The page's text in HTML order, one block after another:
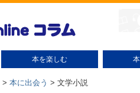
本を楽しむ
本の扱い方
本の保管
読書グッズ
読書術
本の豆知識・雑学
本のさがし方
> 本に出会う > 文学小説